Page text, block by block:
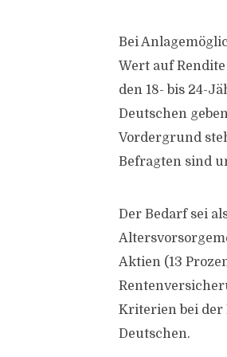
Bei
Wert auf
den 18- bis 24-
Deutschen
Vordergrund
Befragten sind
Der Bedarf sei
Aktien (13
Kriterien bei der
Deutschen.